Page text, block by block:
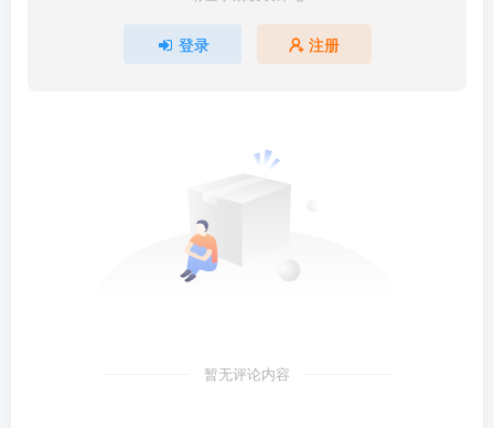
登录 注册
暂无评论内容